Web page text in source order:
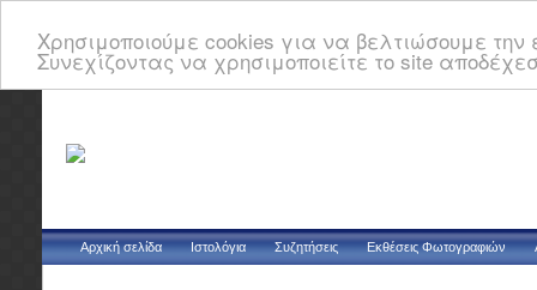
Χρησιμοποιούμε cookies για να βελτιώσουμε
Συνεχίζοντας να χρησιμοποιείτε το site
Αρχική σελίδα Ιστολόγια Συζητήσεις Εκθέσεις Φωτογραφιών